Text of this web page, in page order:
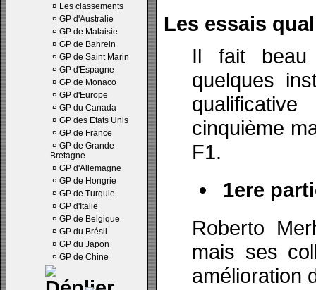
¤ Les classements
¤ GP d'Australie
¤ GP de Malaisie
¤ GP de Bahrein
¤ GP de Saint Marin
¤ GP d'Espagne
¤ GP de Monaco
¤ GP d'Europe
¤ GP du Canada
¤ GP des Etats Unis
¤ GP de France
¤ GP de Grande
Bretagne
¤ GP d'Allemagne
¤ GP de Hongrie
¤ GP de Turquie
¤ GP d'Italie
¤ GP de Belgique
¤ GP du Brésil
¤ GP du Japon
¤ GP de Chine
Les essais
Il fait beau
quelques
cinquième
F1.
1ere
Roberto
mais ses
amélioration